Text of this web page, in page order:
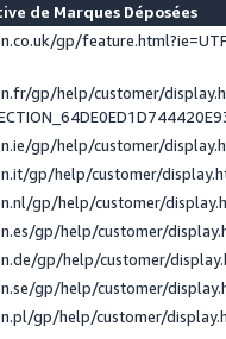
de Marques Déposées
gp/
gp/help/customer/
gp/help/customer/
gp/help/customer/
gp/help/customer/
gp/help/customer/
gp/help/customer/
gp/help/customer/
gp/help/customer/